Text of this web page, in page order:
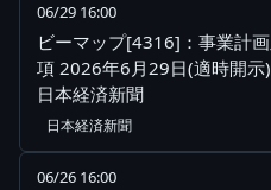
06/29 16:00
ビーマップ[4316]：事業計
項 2026年6月29日(適時開示
日本経済新聞
日本経済新聞
06/26 16:00